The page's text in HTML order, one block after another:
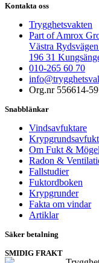
Kontakta oss
Trygghetsvakten
Part of Amrox
Västra
196 31
010-265 60 70
Org.nr 556614-
Snabblänkar
Vindsavfuktare
Om Fukt & Mögel
Radon &
Fallstudier
Fuktordboken
Krypgrunder
Fakta om vindar
Artiklar
Säker betalning
SMIDIG FRAKT